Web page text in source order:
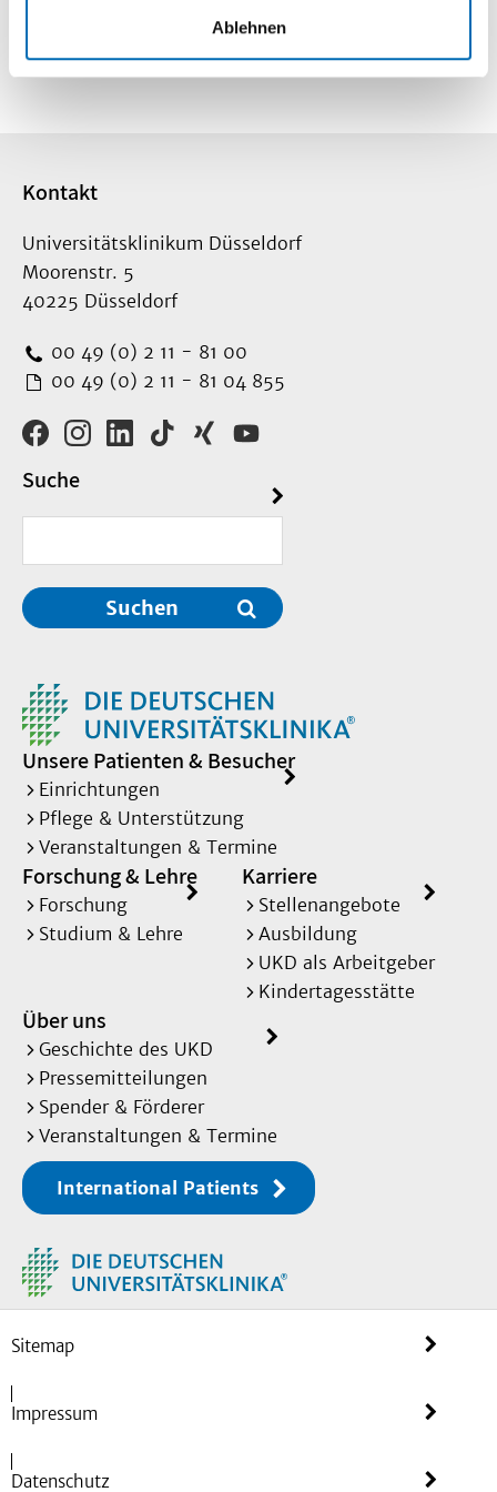
Ablehnen
So finden Sie
Kontakt
Universitätsklinikum Düsseldorf
Moorenstr. 5
40225 Düsseldorf
00 49 (0) 2 11 - 81 00
00 49 (0) 2 11 - 81 04 855
Suche
Suchen
Unsere Patienten & Besucher
Einrichtungen
Pflege & Unterstützung
Veranstaltungen & Termine
Forschung & Lehre
Forschung
Studium & Lehre
Karriere
Stellenangebote
Ausbildung
UKD als Arbeitgeber
Kindertagesstätte
Über uns
Geschichte des UKD
Pressemitteilungen
Spender & Förderer
Veranstaltungen & Termine
International Patients
Sitemap
Impressum
Datenschutz